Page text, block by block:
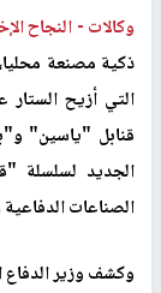
وكالات -النجاح
ذكية مصنعة
التي أزيح الستار
قنابل "ياسين"
الجديد لسلسلة
الصناعات الدفاعية
وكشف وزير الدفاع